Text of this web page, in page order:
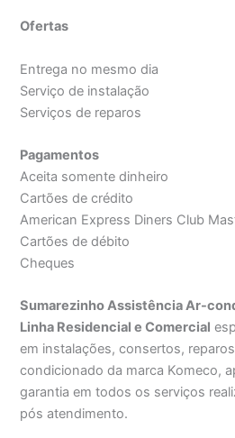
Ofertas
Entrega no mesmo dia
Serviço de instalação
Serviços de reparos
Pagamentos
Aceita somente dinheiro
Cartões de crédito
American Express Diners Club
Cartões de débito
Cheques
Sumarezinho Assistência Ar-
Linha Residencial e Comercial
em instalações, consertos,
condicionado da marca Komeco,
garantia em todos os serviços
pós atendimento.